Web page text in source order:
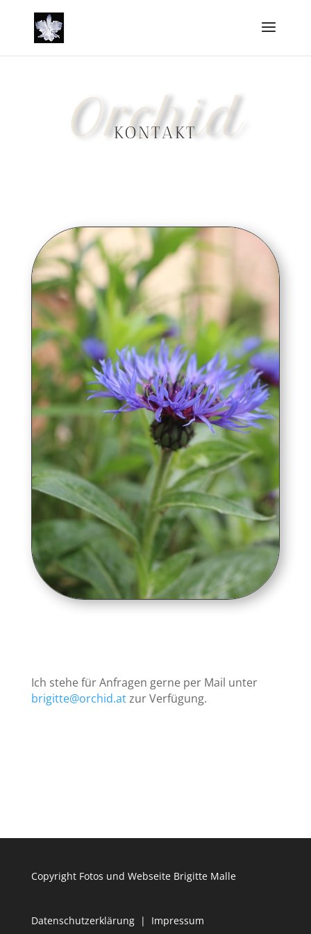
Orchid
KONTAKT
Ich stehe für Anfragen gerne per Mail unter
brigitte@orchid.atzur Verfügung.
Copyright Fotos und Webseite Brigitte Malle
Datenschutzerklärung| Impressum